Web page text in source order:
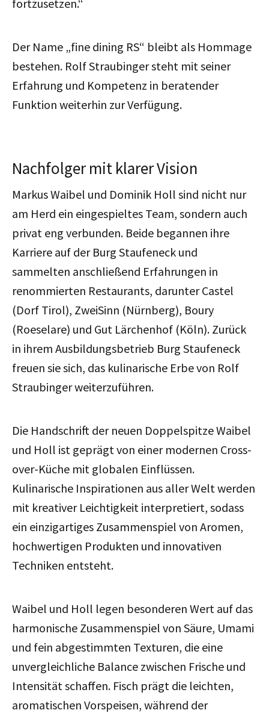
fortzusetzen.“
Der Name „fine dining RS“ bleibt als Hommage
bestehen. Rolf Straubinger steht mit seiner
Erfahrung und Kompetenz in beratender
Funktion weiterhin zur Verfügung.
Nachfolger mit klarer Vision
Markus Waibel und Dominik Holl sind nicht nur
am Herd ein eingespieltes Team, sondern auch
privat eng verbunden. Beide begannen ihre
Karriere auf der Burg Staufeneck und
sammelten anschließend Erfahrungen in
renommierten Restaurants, darunter Castel
(Dorf Tirol), ZweiSinn (Nürnberg), Boury
(Roeselare) und Gut Lärchenhof (Köln). Zurück
in ihrem Ausbildungsbetrieb Burg Staufeneck
freuen sie sich, das kulinarische Erbe von Rolf
Straubinger weiterzuführen.
Die Handschrift der neuen Doppelspitze Waibel
und Holl ist geprägt von einer modernen Cross-
over-Küche mit globalen Einflüssen.
Kulinarische Inspirationen aus aller Welt werden
mit kreativer Leichtigkeit interpretiert, sodass
ein einzigartiges Zusammenspiel von Aromen,
hochwertigen Produkten und innovativen
Techniken entsteht.
Waibel und Holl legen besonderen Wert auf das
harmonische Zusammenspiel von Säure, Umami
und fein abgestimmten Texturen, die eine
unvergleichliche Balance zwischen Frische und
Intensität schaffen. Fisch prägt die leichten,
aromatischen Vorspeisen, während der